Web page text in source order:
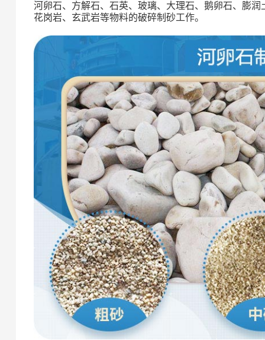
河卵石、方解石、石英、玻璃、大理石、鹅卵石、膨
花岗岩、玄武岩等物料的破碎制砂工作。